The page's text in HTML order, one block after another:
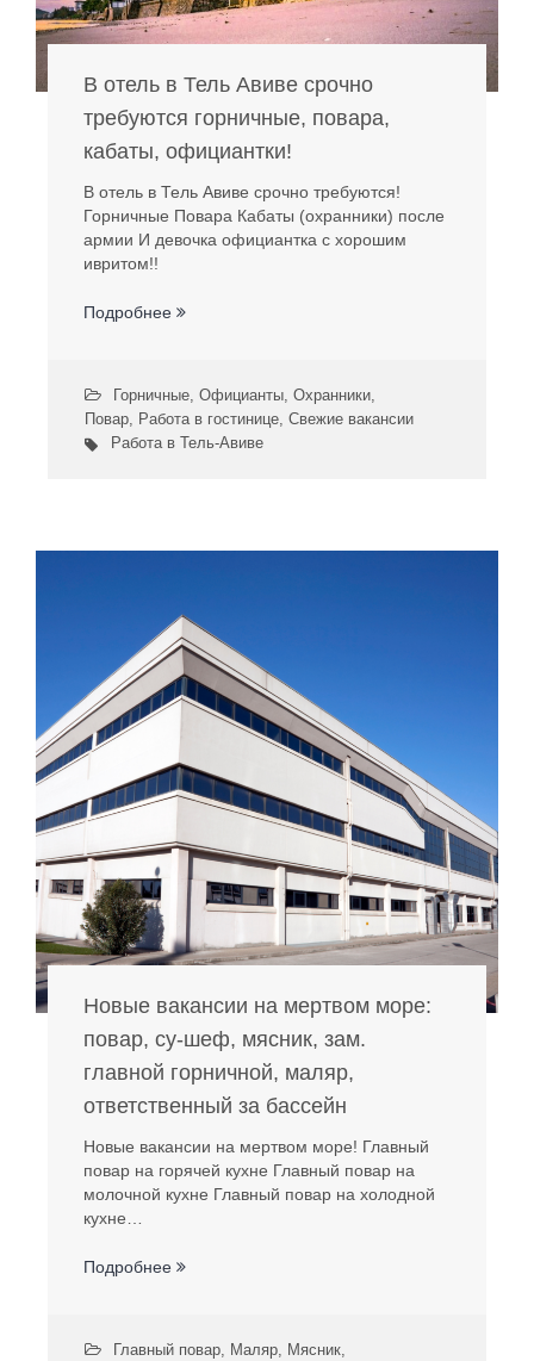
В отель в Тель Авиве срочно
требуются горничные, повара,
кабаты, официантки!
В отель в Тель Авиве срочно требуются!
Горничные Повара Кабаты (охранники) после
армии И девочка официантка с хорошим
ивритом!!
Подробнее
Горничные, Официанты, Охранники,
Повар, Работа в гостинице, Свежие вакансии
Работа в Тель-Авиве
Новые вакансии на мертвом море:
повар, су-шеф, мясник, зам.
главной горничной, маляр,
ответственный за бассейн
Новые вакансии на мертвом море! Главный
повар на горячей кухне Главный повар на
молочной кухне Главный повар на холодной
кухне…
Подробнее
Главный повар, Маляр, Мясник,